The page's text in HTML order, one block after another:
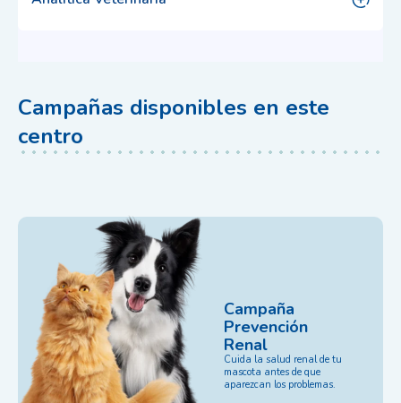
Campañas disponibles en este
centro
Campaña
Prevención
Renal
Cuida la salud renal de tu
mascota antes de que
aparezcan los problemas.